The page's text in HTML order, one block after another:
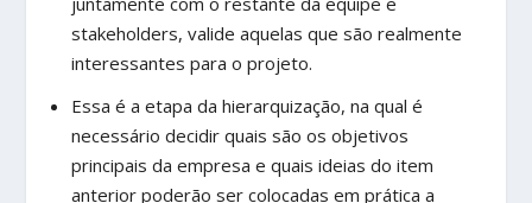
stakeholders, valide aquelas que são realmente
interessantes para o projeto.
Essa é a etapa da hierarquização, na qual é
necessário decidir quais são os objetivos
principais da empresa e quais ideias do item
anterior poderão ser colocadas em prática a